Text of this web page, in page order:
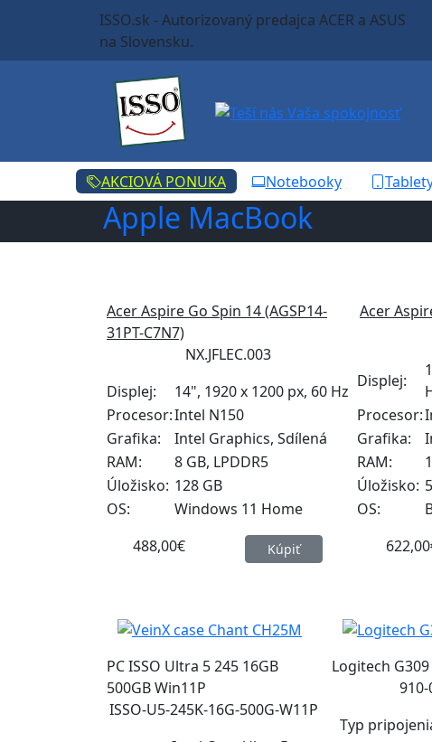
ISSO.sk - Autorizovaný predajca ACER a ASUS
na Slovensku.
AKCIOVÁ PONUKA Notebooky
Apple MacBook
Acer Aspire Go Spin 14 (AGSP14-
31PT-C7N7)
NX.JFLEC.003
Displej:
14", 1920 x 1200 px, 60 Hz
Procesor:Intel N150
Grafika:
Intel Graphics, Sdílená
RAM:
8 GB, LPDDR5
Úložisko: 128 GB
OS:
Windows 11 Home
488,00€
Kúpiť
Acer
Displej:
Procesor:
Grafika:
RAM:
Úložisko:
OS:
PC ISSO Ultra 5 245 16GB
500GB Win11P
ISSO-U5-245K-16G-500G-W11P
Logitech
Typ